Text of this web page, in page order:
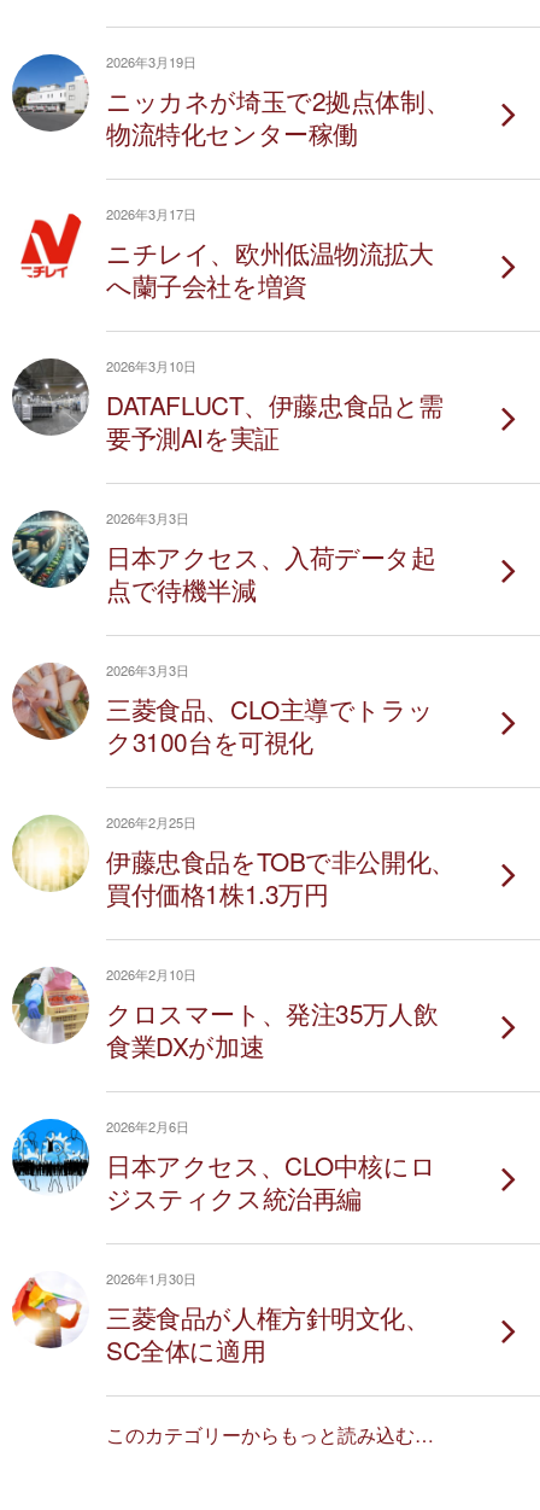
2026年3月19日
ニッカネが埼玉で2拠点体制、
物流特化センター稼働
2026年3月17日
ニチレイ、欧州低温物流拡大
へ蘭子会社を増資
2026年3月10日
DATAFLUCT、伊藤忠食品と需
要予測AIを実証
2026年3月3日
日本アクセス、入荷データ起
点で待機半減
2026年3月3日
三菱食品、CLO主導でトラッ
ク3100台を可視化
2026年2月25日
伊藤忠食品をTOBで非公開化、
買付価格1株1.3万円
2026年2月10日
クロスマート、発注35万人飲
食業DXが加速
2026年2月6日
日本アクセス、CLO中核にロ
ジスティクス統治再編
2026年1月30日
三菱食品が人権方針明文化、
SC全体に適用
このカテゴリーからもっと読み込む…